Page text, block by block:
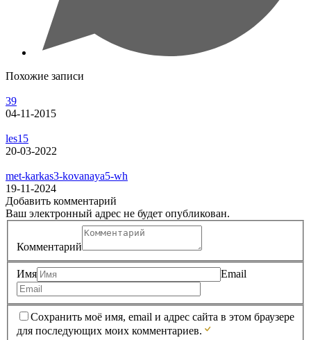
Похожие записи
39
04-11-2015
les15
20-03-2022
met-karkas3-kovanaya5-wh
19-11-2024
Добавить комментарий
Ваш электронный адрес не будет опубликован.
Комментарий
Имя Email
Сохранить моё имя, email и адрес сайта в этом браузере
для последующих моих комментариев.